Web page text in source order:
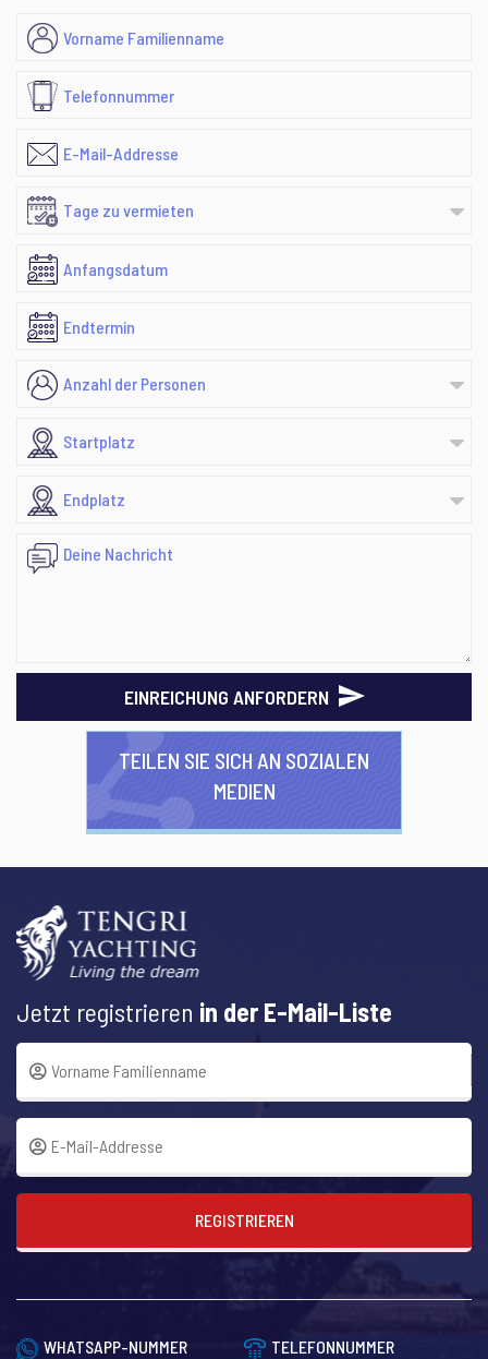
EINREICHUNG ANFORDERN
TEILEN SIE SICH AN SOZIALEN
MEDIEN
Jetzt registrieren in der E-Mail-Liste
REGISTRIEREN
WHATSAPP-NUMMER TELEFONNUMMER